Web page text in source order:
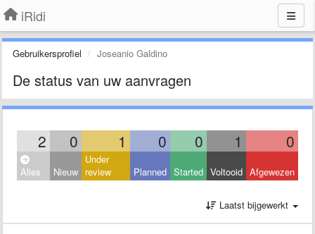
iRidi
Gebruikersprofiel Joseanio Galdino
De status van uw aanvragen
2 0 1 0 0 1 0
Alles Nieuw
Under
review
Planned Started Voltooid Afgewezen
Laatst bijgewerkt